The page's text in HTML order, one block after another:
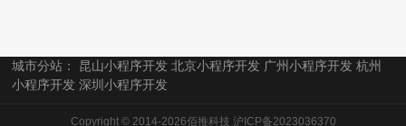
城市分站： 昆山小程序开发 北京小程序开发 广州小程序开发 杭州
小程序开发 深圳小程序开发
Copyright © 2014-2026佰推科技 沪ICP备2023036370